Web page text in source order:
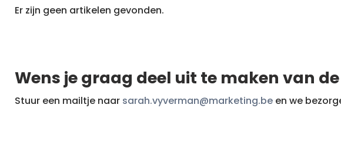
Er zijn geen artikelen gevonden.
Wens je graag deel uit te maken van
Stuur een mailtje naar sarah.vyverman@marketing.be en we